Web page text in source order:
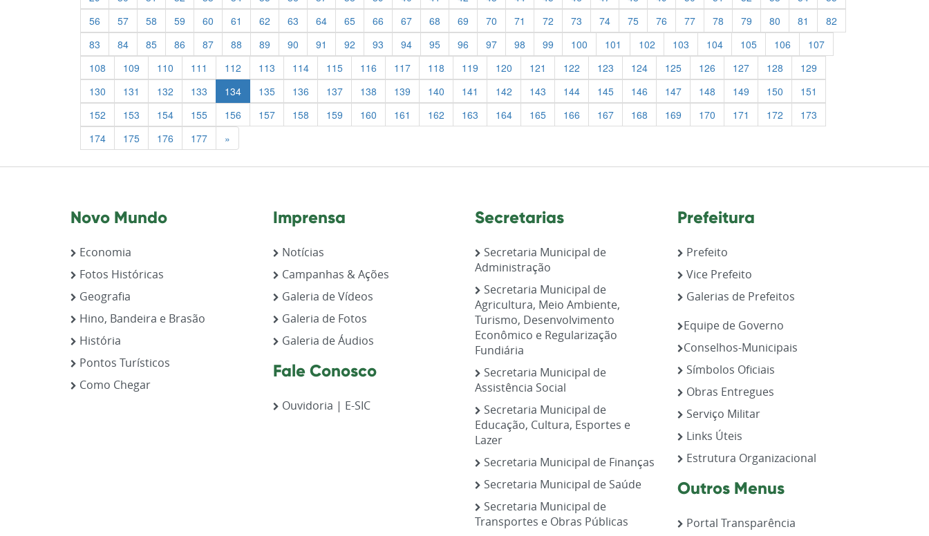
56
57 58 59 60 61 62 63 64 65 66 67 68 69 70 71 72 73 74 75 76 77 78 79 80 81
82
83
84 85 86 87 88 89 90 91 92 93 94 95 96 97 98 99 100 101 102 103 104 105 106
107
108
109 110 111 112 113 114 115 116 117 118 119 120 121 122 123 124 125 126 127 128
129
130
131 132 133 134 135 136 137 138 139 140 141 142 143 144 145 146 147 148 149 150
151
152
153 154 155 156 157 158 159 160 161 162 163 164 165 166 167 168 169 170 171 172
173
174
175 176 177 »
Novo Mundo
Economia
Fotos Históricas
Geografia
Hino, Bandeira e Brasão
História
Pontos Turísticos
Como Chegar
Imprensa
Notícias
Campanhas & Ações
Galeria de Vídeos
Galeria de Fotos
Galeria de Áudios
Fale Conosco
Ouvidoria | E-SIC
Secretarias
Secretaria Municipal de
Administração
Secretaria Municipal de
Agricultura, Meio Ambiente,
Turismo, Desenvolvimento
Econômico e Regularização
Fundiária
Secretaria Municipal de
Assistência Social
Secretaria Municipal de
Educação, Cultura, Esportes e
Lazer
Secretaria Municipal de Finanças
Secretaria Municipal de Saúde
Secretaria Municipal de
Transportes e Obras Públicas
Prefeitura
Prefeito
Vice Prefeito
Galerias de Prefeitos
Equipe de Governo
Conselhos-Municipais
Símbolos Oficiais
Obras Entregues
Serviço Militar
Links Úteis
Estrutura Organizacional
Outros Menus
Portal Transparência